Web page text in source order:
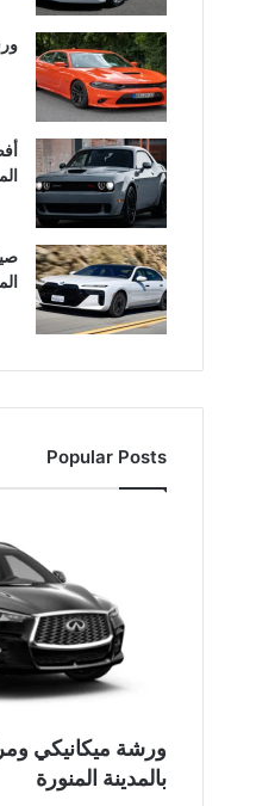
Popular Posts
ورشة ميكانيكي
بالمدينة المنورة